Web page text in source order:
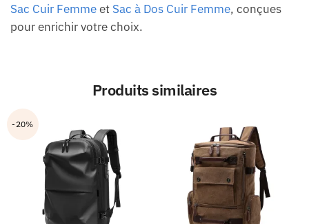
Sac Cuir Femmeet Sac à Dos Cuir Femme, conçues
pour enrichir votre choix.
Produits similaires
-20%